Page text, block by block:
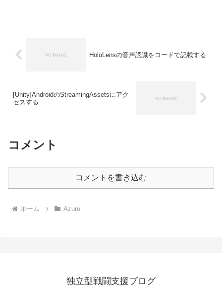
HoloLensの音声認識をコードで記載する
[Unity]AndroidのStreamingAssetsにアク
セスする
コメント
コメントを書き込む
ホーム Azure
独立型戦闘支援ブログ